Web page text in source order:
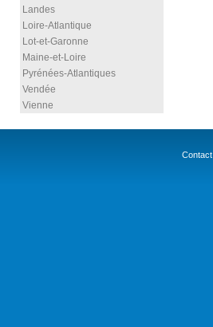
Landes
Loire-Atlantique
Lot-et-Garonne
Maine-et-Loire
Pyrénées-Atlantiques
Vendée
Vienne
Contact